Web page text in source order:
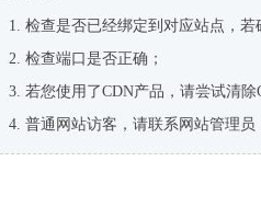
检查是否已经绑定到对应站点，
检查端口是否正确；
若您使用了CDN产品，请尝试清除
普通网站访客，请联系网站管理员